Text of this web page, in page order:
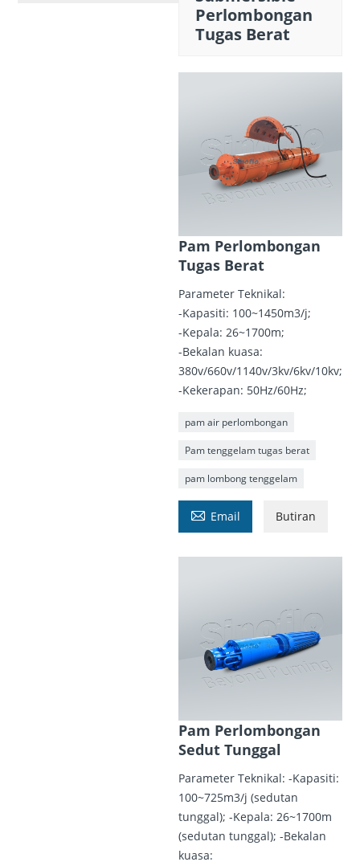
Perlombongan
Tugas Berat
Pam Perlombongan
Tugas Berat
Parameter Teknikal:
-Kapasiti: 100~1450m3/j;
-Kepala: 26~1700m;
-Bekalan kuasa:
380v/660v/1140v/3kv/6kv/10kv;
-Kekerapan: 50Hz/60Hz;
pam air perlombongan
Pam tenggelam tugas berat
pam lombong tenggelam
 Email Butiran
Pam Perlombongan
Sedut Tunggal
Parameter Teknikal: -Kapasiti:
100~725m3/j (sedutan
tunggal); -Kepala: 26~1700m
(sedutan tunggal); -Bekalan
kuasa: